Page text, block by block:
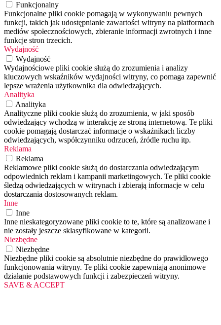
Funkcjonalny
Funkcjonalne pliki cookie pomagają w wykonywaniu pewnych
funkcji, takich jak udostępnianie zawartości witryny na platformach
mediów społecznościowych, zbieranie informacji zwrotnych i inne
funkcje stron trzecich.
Wydajność
Wydajność
Wydajnościowe pliki cookie służą do zrozumienia i analizy
kluczowych wskaźników wydajności witryny, co pomaga zapewnić
lepsze wrażenia użytkownika dla odwiedzających.
Analityka
Analityka
Analityczne pliki cookie służą do zrozumienia, w jaki sposób
odwiedzający wchodzą w interakcję ze stroną internetową. Te pliki
cookie pomagają dostarczać informacje o wskaźnikach liczby
odwiedzających, współczynniku odrzuceń, źródle ruchu itp.
Reklama
Reklama
Reklamowe pliki cookie służą do dostarczania odwiedzającym
odpowiednich reklam i kampanii marketingowych. Te pliki cookie
śledzą odwiedzających w witrynach i zbierają informacje w celu
dostarczania dostosowanych reklam.
Inne
Inne
Inne nieskategoryzowane pliki cookie to te, które są analizowane i
nie zostały jeszcze sklasyfikowane w kategorii.
Niezbędne
Niezbędne
Niezbędne pliki cookie są absolutnie niezbędne do prawidłowego
funkcjonowania witryny. Te pliki cookie zapewniają anonimowe
działanie podstawowych funkcji i zabezpieczeń witryny.
SAVE & ACCEPT